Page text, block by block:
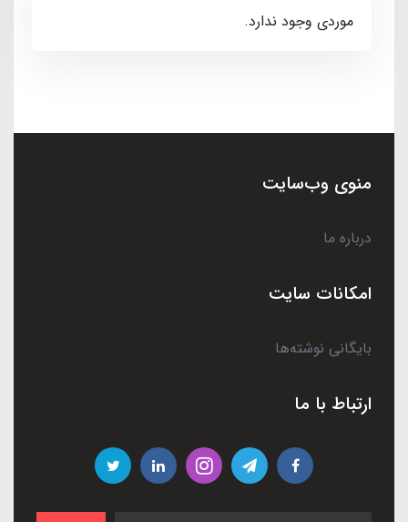
موردی وجود ندارد.
منوی وب‌سایت
درباره ما
امکانات سایت
بایگانی نوشته‌ها
ارتباط با ما